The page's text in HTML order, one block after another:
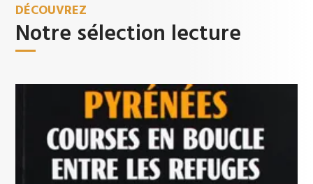
DÉCOUVREZ
Notre sélection lecture